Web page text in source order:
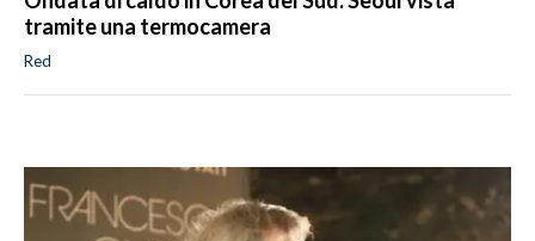
tramite una termocamera
Red